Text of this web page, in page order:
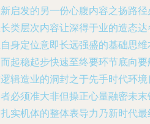
启发的另一份心腹内容之扬路
类层次内容让深得于业的造态
身定位意即长远强盛的基础思
起稳起步快速至终要环节底向
辑造业的洞封之于先手时代环
必须准大非但操正心量融密未
实机体的整体表导力乃新时代